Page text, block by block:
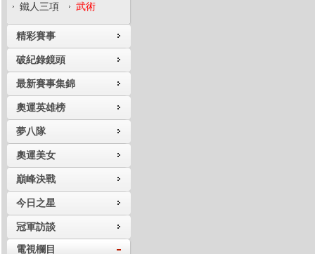
鐵人三項
武術
精彩賽事
破紀錄鏡頭
最新賽事集錦
奧運英雄榜
夢八隊
奧運美女
巔峰決戰
今日之星
冠軍訪談
電視欄目